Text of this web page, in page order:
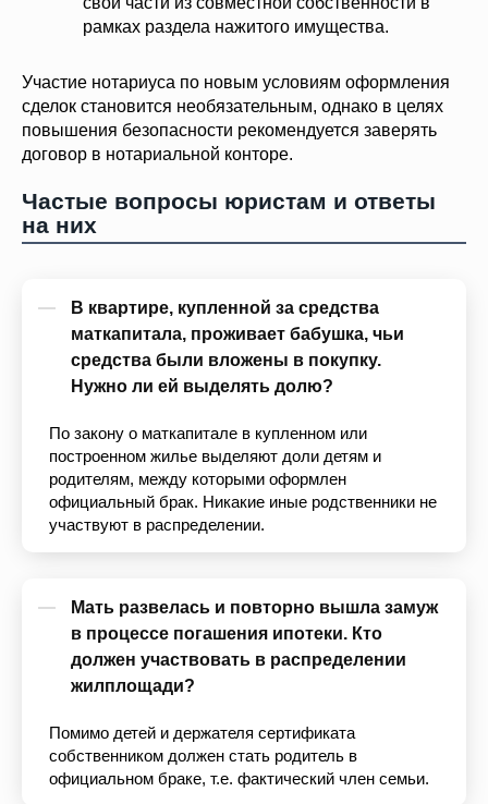
рамках раздела нажитого имущества.
Участие нотариуса по новым условиям оформления
сделок становится необязательным, однако в целях
повышения безопасности рекомендуется заверять
договор в нотариальной конторе.
Частые вопросы юристам и ответы
на них
В квартире, купленной за средства
маткапитала, проживает бабушка, чьи
средства были вложены в покупку.
Нужно ли ей выделять долю?
По закону о маткапитале в купленном или
построенном жилье выделяют доли детям и
родителям, между которыми оформлен
официальный брак. Никакие иные родственники не
участвуют в распределении.
Мать развелась и повторно вышла замуж
в процессе погашения ипотеки. Кто
должен участвовать в распределении
жилплощади?
Помимо детей и держателя сертификата
собственником должен стать родитель в
официальном браке, т.е. фактический член семьи.